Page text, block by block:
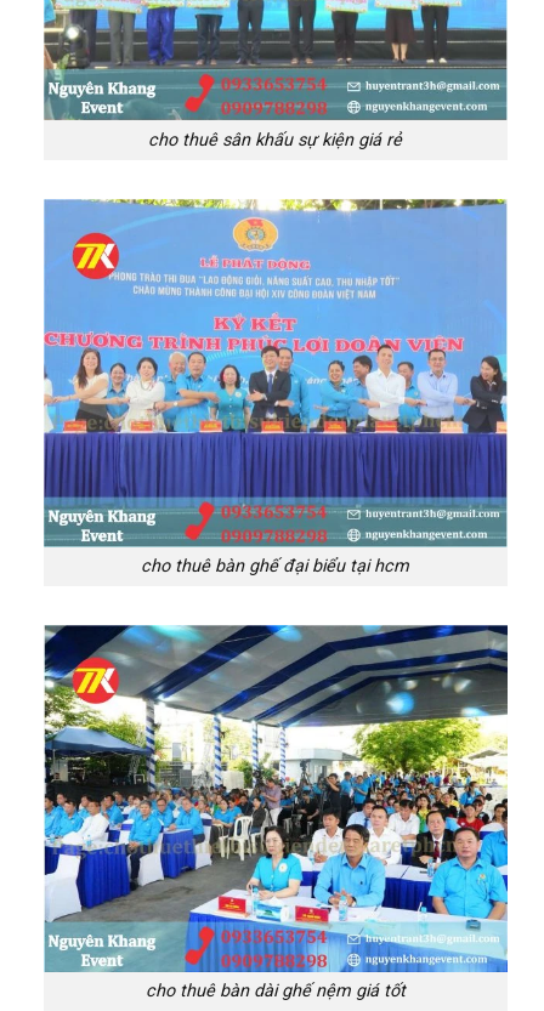
cho thuê sân khấu sự kiện giá rẻ
cho thuê bàn ghế đại biểu tại hcm
cho thuê bàn dài ghế nệm giá tốt